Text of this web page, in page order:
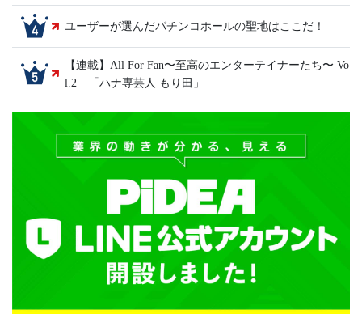
ユーザーが選んだパチンコホールの聖地はここだ！
【連載】All For Fan〜至高のエンターテイナーたち〜 Vo
l.2 「ハナ専芸人 もり田」